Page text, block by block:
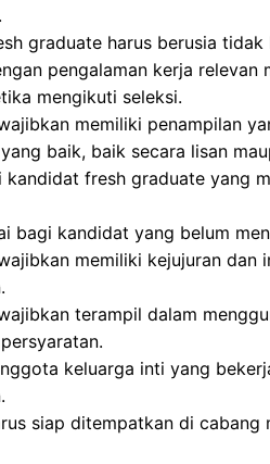
graduate harus berusia
pengalaman kerja relevan
mengikuti seleksi.
memiliki penampilan
baik, baik secara lisan
kandidat fresh graduate yang
bagi kandidat yang belum
memiliki kejujuran dan
terampil dalam
keluarga inti yang
siap ditempatkan di cabang